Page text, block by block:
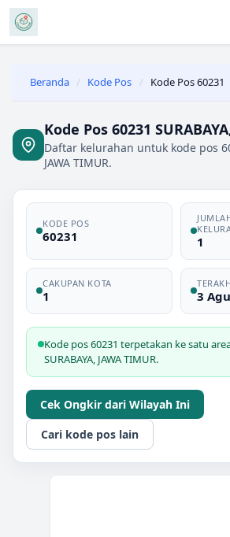
Beranda / Kode Pos / Kode Pos 60231
Kode Pos 60231
Daftar kelurahan untuk kode pos
JAWA TIMUR.
KODE POS
60231 1
CAKUPAN KOTA
1 3
Kode pos 60231 terpetakan ke satu
SURABAYA, JAWA TIMUR.
Cek Ongkir dari Wilayah Ini
Cari kode pos lain